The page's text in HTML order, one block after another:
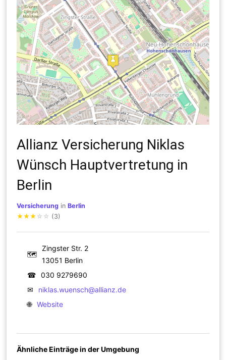
Allianz Versicherung Niklas
Wünsch Hauptvertretung in
Berlin
Versicherung inBerlin
★★★ ☆ ☆ (3)
🗺
Zingster Str. 2
13051 Berlin
☎
030 9279690
✉
niklas.wuensch@allianz.de
🌐 Website
Ähnliche Einträge in der Umgebung